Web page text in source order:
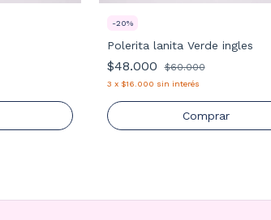
-20%
Polerita lanita Verde ingles
$48.000 $60.000
3 x $16.000 sin interés
Comprar